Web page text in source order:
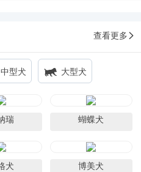
查看更多
中型犬 大型犬
瑞 蝴蝶犬
犬 博美犬